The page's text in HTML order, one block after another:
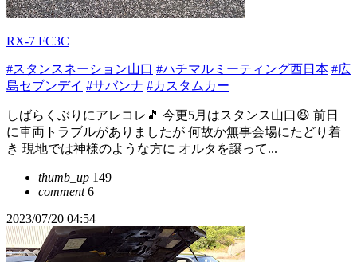
RX-7 FC3C
#スタンスネーション山口 #ハチマルミーティング西日本 #広
島セブンデイ #サバンナ #カスタムカー
しばらくぶりにアレコレ🎵 今更5月はスタンス山口😆 前日
に車両トラブルがありましたが 何故か無事会場にたどり着
き 現地では神様のような方に オルタを譲って...
thumb_up 149
comment6
2023/07/20 04:54